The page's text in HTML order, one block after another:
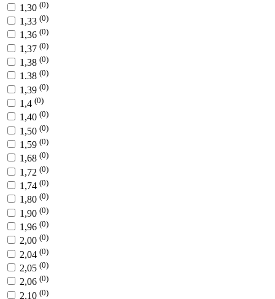
1,30 (0)
1,33 (0)
1,36 (0)
1,37 (0)
1,38 (0)
1.38 (0)
1,39 (0)
1,4 (0)
1,40 (0)
1,50 (0)
1,59 (0)
1,68 (0)
1,72 (0)
1,74 (0)
1,80 (0)
1,90 (0)
1,96 (0)
2,00 (0)
2,04 (0)
2,05 (0)
2,06 (0)
2,10 (0)